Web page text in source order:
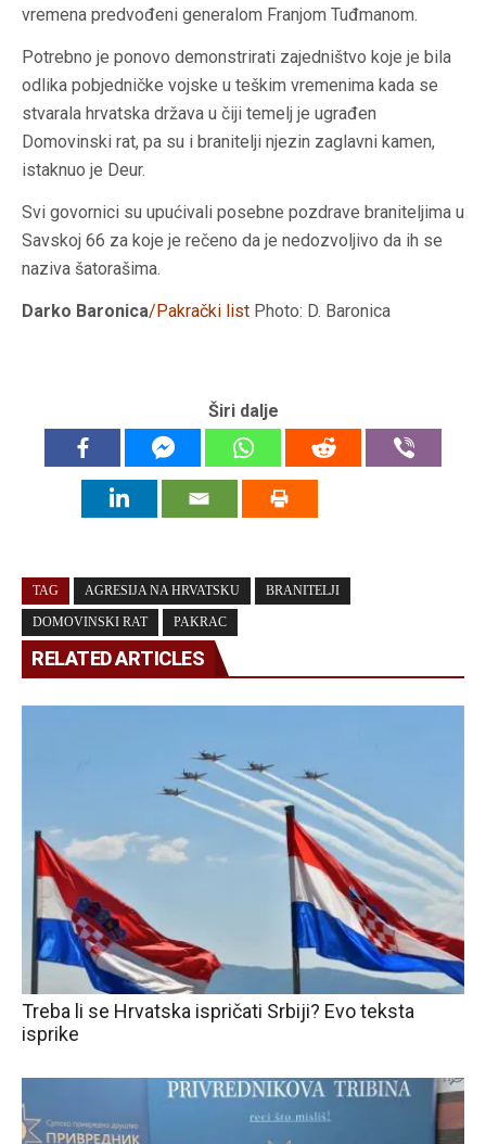
vremena predvođeni generalom Franjom Tuđmanom.
Potrebno je ponovo demonstrirati zajedništvo koje je bila
odlika pobjedničke vojske u teškim vremenima kada se
stvarala hrvatska država u čiji temelj je ugrađen
Domovinski rat, pa su i branitelji njezin zaglavni kamen,
istaknuo je Deur.
Svi govornici su upućivali posebne pozdrave braniteljima u
Savskoj 66 za koje je rečeno da je nedozvoljivo da ih se
naziva šatorašima.
Darko Baronica/Pakrački list Photo: D. Baronica
Širi dalje
TAG AGRESIJA NA HRVATSKU BRANITELJI
DOMOVINSKI RAT PAKRAC
RELATED ARTICLES
Treba li se Hrvatska ispričati Srbiji? Evo teksta
isprike